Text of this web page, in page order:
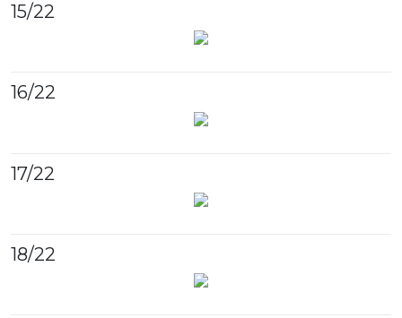
15/22
16/22
17/22
18/22